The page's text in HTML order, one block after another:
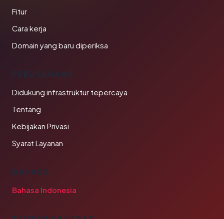
Fitur
Cara kerja
Domain yang baru diperiksa
PERUSAHAAN
Didukung infrastruktur tepercaya
Tentang
Kebijakan Privasi
Syarat Layanan
BAHASA
Bahasa Indonesia